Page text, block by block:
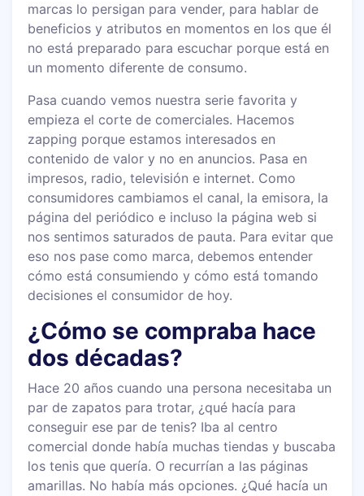
marcas lo persigan para vender, para hablar de
beneficios y atributos en momentos en los que él
no está preparado para escuchar porque está en
un momento diferente de consumo.
Pasa cuando vemos nuestra serie favorita y
empieza el corte de comerciales. Hacemos
zapping porque estamos interesados en
contenido de valor y no en anuncios. Pasa en
impresos, radio, televisión e internet. Como
consumidores cambiamos el canal, la emisora, la
página del periódico e incluso la página web si
nos sentimos saturados de pauta. Para evitar que
eso nos pase como marca, debemos entender
cómo está consumiendo y cómo está tomando
decisiones el consumidor de hoy.
¿Cómo se compraba hace
dos décadas?
Hace 20 años cuando una persona necesitaba un
par de zapatos para trotar, ¿qué hacía para
conseguir ese par de tenis? Iba al centro
comercial donde había muchas tiendas y buscaba
los tenis que quería. O recurrían a las páginas
amarillas. No había más opciones. ¿Qué hacía un